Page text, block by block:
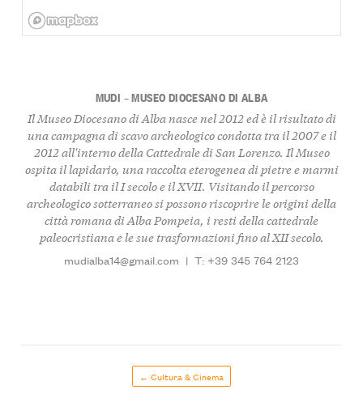
MUDI – MUSEO DIOCESANO DI ALBA
Il Museo Diocesano di Alba nasce nel 2012 ed è il risultato di
una campagna di scavo archeologico condotta tra il 2007 e il
2012 all'interno della Cattedrale di San Lorenzo. Il Museo
ospita il lapidario, una raccolta eterogenea di pietre e marmi
databili tra il I secolo e il XVII. Visitando il percorso
archeologico sotterraneo si possono riscoprire le origini della
città romana di Alba Pompeia, i resti della cattedrale
paleocristiana e le sue trasformazioni fino al XII secolo.
mudialba14@gmail.com | T: +39 345 764 2123
← Cultura & Cinema